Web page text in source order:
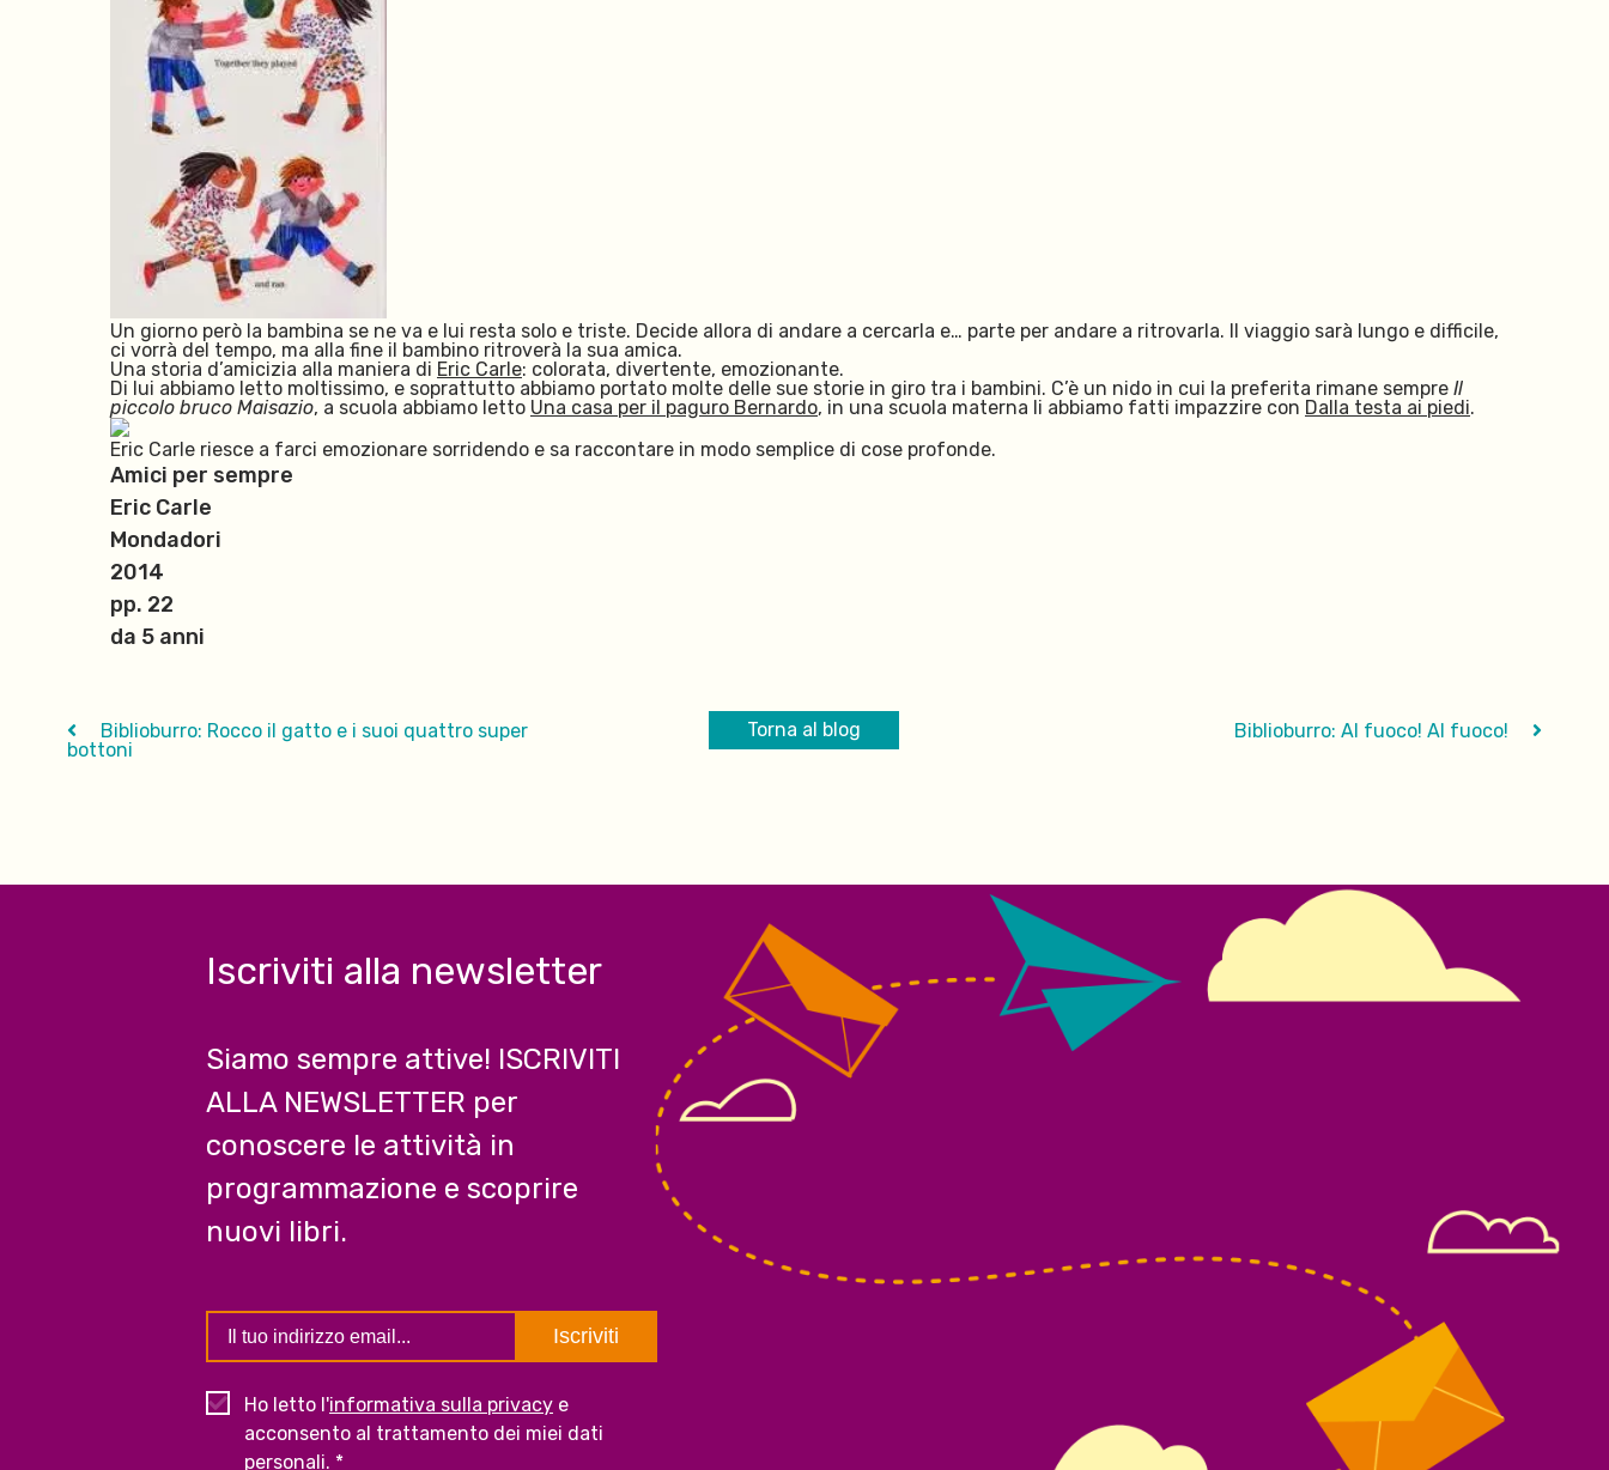
Un giorno però la bambina se ne va e lui resta solo e triste. Decide allora di andare a cercarla e… parte per andare a ritrovarla. Il viaggio sarà lungo e difficile,
ci vorrà del tempo, ma alla fine il bambino ritroverà la sua amica.
Una storia d’amicizia alla maniera di Eric Carle: colorata, divertente, emozionante.
Di lui abbiamo letto moltissimo, e soprattutto abbiamo portato molte delle sue storie in giro tra i bambini. C’è un nido in cui la preferita rimane sempre Il
piccolo bruco Maisazio, a scuola abbiamo letto Una casa per il paguro Bernardo, in una scuola materna li abbiamo fatti impazzire con Dalla testa ai piedi.
Eric Carle riesce a farci emozionare sorridendo e sa raccontare in modo semplice di cose profonde.
Amici per sempre
Eric Carle
Mondadori
2014
pp. 22
da 5 anni
Biblioburro: Rocco il gatto e i suoi quattro super
bottoni
Torna al blog Biblioburro: Al fuoco! Al fuoco!
Iscriviti alla newsletter
Siamo sempre attive! ISCRIVITI
ALLA NEWSLETTER per
conoscere le attività in
programmazione e scoprire
nuovi libri.
Ho letto l'informativa sulla privacy e
acconsento al trattamento dei miei dati
personali. *